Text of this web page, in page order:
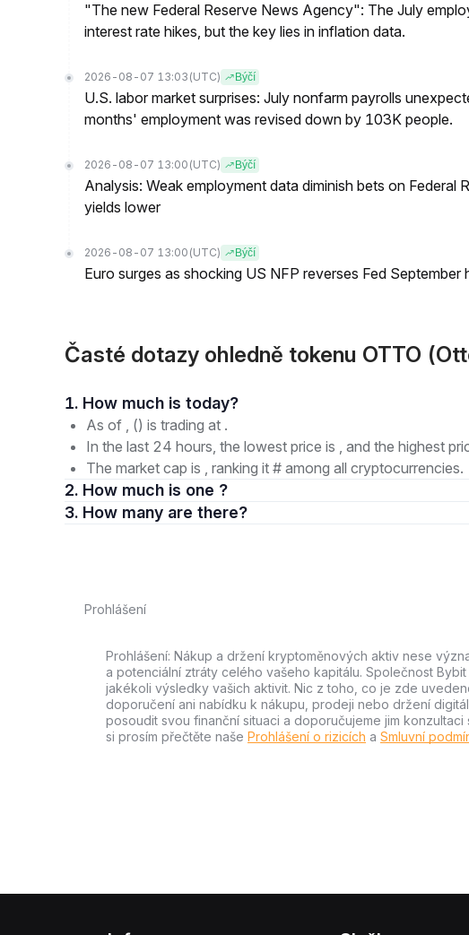
"The new Federal Reserve News Agency": The July
interest rate hikes, but the key lies in inflation data.
2026-08-07 13:03 (UTC) Býčí
U.S. labor market surprises: July nonfarm payrolls
months' employment was revised down by 103K people.
2026-08-07 13:00 (UTC) Býčí
Analysis: Weak employment data diminish bets on Federal
yields lower
2026-08-07 13:00 (UTC) Býčí
Euro surges as shocking US NFP reverses Fed September
Časté dotazy ohledně tokenu OTTO
1. How much is today?
As of , () is trading at .
In the last 24 hours, the lowest price is , and the highest
The market cap is , ranking it # among all cryptocurrencies.
2. How much is one ?
3. How many are there?
Prohlášení
Prohlášení: Nákup a držení kryptoměnových aktiv nese
a potenciální ztráty celého vašeho kapitálu. Společnost
jakékoli výsledky vašich aktivit. Nic z toho, co je zde
doporučení ani nabídku k nákupu, prodeji nebo držení
posoudit svou finanční situaci a doporučujeme jim
si prosím přečtěte naše Prohlášení o rizicích a Smluvní